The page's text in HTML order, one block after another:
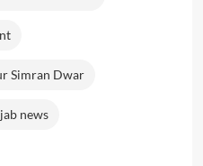
Simran Dwar
news